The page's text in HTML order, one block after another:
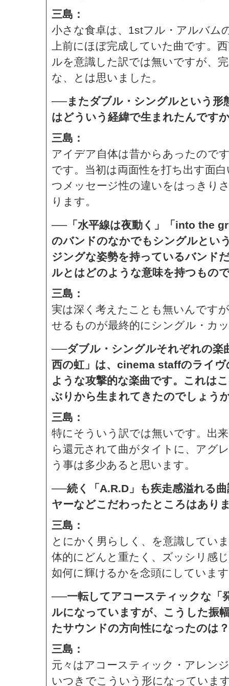
三島：
小さな食卓は、1stフル・アルバム
上前にほぼ完成していた曲です。
ルを意識した訳では無いですが、
な、とは思いました。
──またダブル・シングルという
はどういう経緯で生まれたんです
三島：
アイデア自体は昔からあったので
です。当初は両面性を打ち出す面
つメッセージ性の違いをはっきり
ります。
──「水平線は夜動く」「into the
のバンドのなかでもシングルとい
ジングな姿勢を持っているバンド
ルとはどのような意味を持つもの
三島：
実は深く考えたことも無いんです
せるものが最終的にシングル・カ
──ダブル・シングルそれぞれの楽
西の虹」は、cinema staffのライ
ような攻撃的な楽曲です。これは
ぶりから生まれてきたのでしょう
三島：
特にそういう訳では無いです。出
ら還元されて曲がタイトに、アグ
う事は多少あると思います。
──続く「A.R.D」も疾走感溢れる
ヤーなどこだわったところはあり
三島：
とにかく男らしく、を意識してい
体的にどんと重たく、ズッシリ感
如何に輝けるかを念頭にしていま
──一転してアコースティックな「
ルになっていますが、こうした振
たサウンドの方向性になったのは？
三島：
元々はアコースティック・アレン
いつきでこういう形になっていま